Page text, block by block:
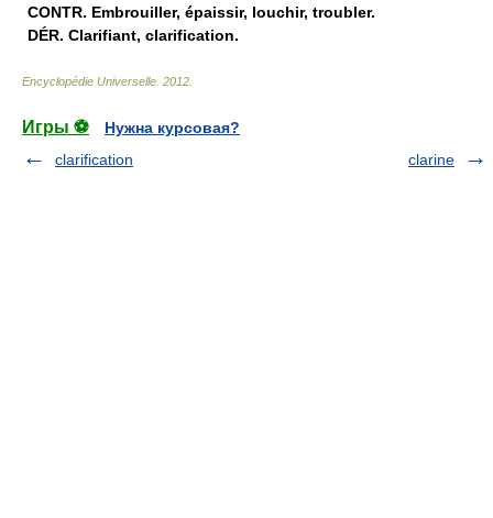
CONTR. Embrouiller, épaissir, louchir, troubler.
DÉR. Clarifiant, clarification.
Encyclopédie Universelle 2012
Игры ⚽
Нужна курсовая?
clarification
clarine